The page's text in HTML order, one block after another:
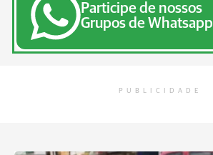
Participe de nossos
Grupos de Whatsapp
PUBLICIDADE